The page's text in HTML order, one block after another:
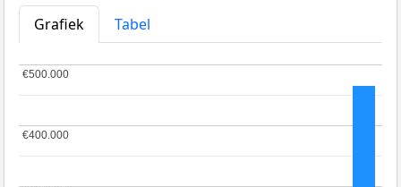
Grafiek
Tabel
€400.000
€400.000
€500.000
€500.000